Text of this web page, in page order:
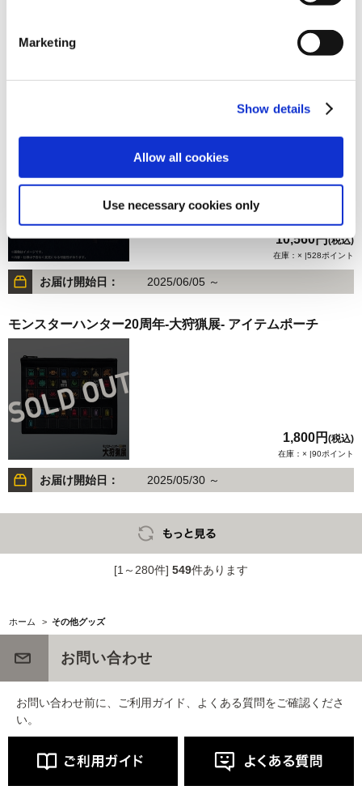
Marketing
Show details
Allow all cookies
Use necessary cookies only
在庫：× |27ポイント
祇（くにつがみ）：Path of the Goddess 縁起物(コレクタ
10,560円(税込)
在庫：× |528ポイント
お届け開始日： 2025/06/05 ～
モンスターハンター20周年-大狩猟展- アイテムポーチ
1,800円 (税込)
在庫：× |90ポイント
お届け開始日： 2025/05/30 ～
[1～280件] 549件あります
ホーム > その他グッズ
お問い合わせ
お問い合わせ前に、ご利用ガイド、よくある質問をご確認くださ
い。